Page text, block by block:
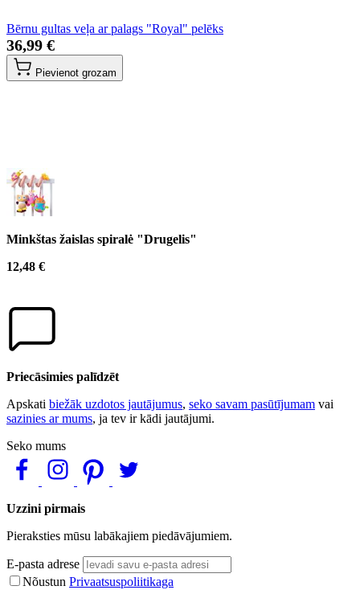
Bērnu gultas veļa ar palags "Royal" pelēks
36,99 €
Pievienot grozam
Minkštas žaislas spiralė "Drugelis"
12,48 €
Priecāsimies palīdzēt
Apskati biežāk uzdotos jautājumus, seko savam pasūtījumam vai
sazinies ar mums, ja tev ir kādi jautājumi.
Seko mums
Uzzini pirmais
Pieraksties mūsu labākajiem piedāvājumiem.
E-pasta adrese
Nõustun Privaatsuspoliitikaga